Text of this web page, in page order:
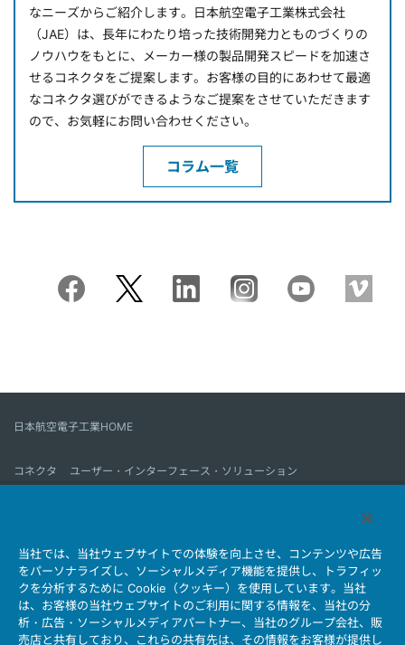
なニーズからご紹介します。日本航空電子工業株式会社
（JAE）は、長年にわたり培った技術開発力とものづくりの
ノウハウをもとに、メーカー様の製品開発スピードを加速さ
せるコネクタをご提案します。お客様の目的にあわせて最適
なコネクタ選びができるようなご提案をさせていただきます
ので、お気軽にお問い合わせください。
コラム一覧
日本航空電子工業HOME
コネクタ
ユーザー・インターフェース・ソリューション
会社情報 サステナビリティ IR情報 採用情報
会社情報新着一覧
製品情報新着一覧
サイトマップ お問い合わせ
当社では、当社ウェブサイトでの体験を向上させ、コンテンツや広告
をパーソナライズし、ソーシャルメディア機能を提供し、トラフィッ
クを分析するために Cookie（クッキー）を使用しています。当社
は、お客様の当社ウェブサイトのご利用に関する情報を、当社の分
析・広告・ソーシャルメディアパートナー、当社のグループ会社、販
売店と共有しており、これらの共有先は、その情報をお客様が提供し